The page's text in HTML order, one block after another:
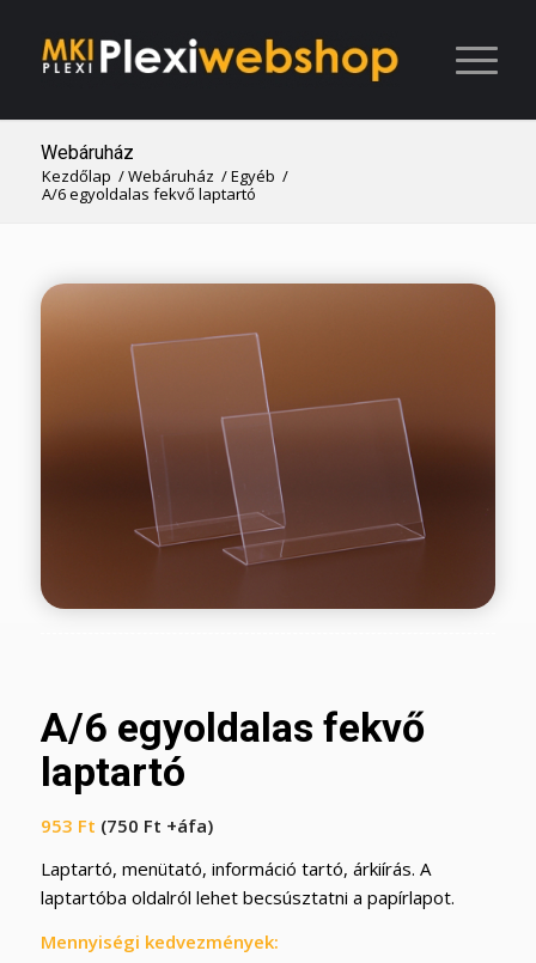
Webáruház
Kezdőlap /Webáruház /Egyéb /
A/6 egyoldalas fekvő laptartó
A/6 egyoldalas fekvő
laptartó
953 Ft (750 Ft +áfa)
Laptartó, menütató, információ tartó, árkiírás. A
laptartóba oldalról lehet becsúsztatni a papírlapot.
Mennyiségi kedvezmények: